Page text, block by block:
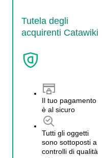
Tutela degli
acquirenti Catawiki
Il tuo pagamento
è al sicuro
Tutti gli oggetti
sono sottoposti a
controlli di qualità